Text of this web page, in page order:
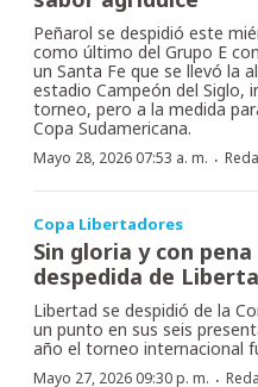
Peñarol se despidió este
como último del Grupo E
un Santa Fe que se llevó la
estadio Campeón del Siglo,
torneo, pero a la medida
Copa Sudamericana.
Mayo 28, 2026 07:53 a. m. ·
Copa Libertadores
Sin gloria y con pena
despedida de
Libertad se despidió de la
un punto en sus seis
año el torneo internacional
Mayo 27, 2026 09:30 p. m. ·